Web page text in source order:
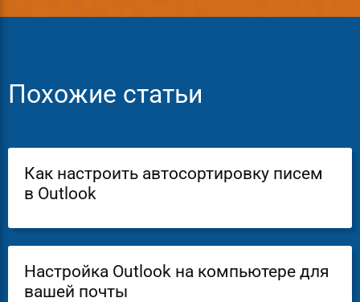
Похожие статьи
Как настроить автосортировку писем
в Outlook
Настройка Outlook на компьютере для
вашей почты